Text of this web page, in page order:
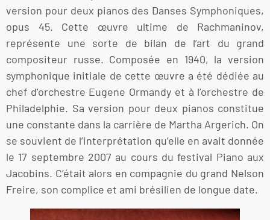
version pour deux pianos des Danses Symphoniques,
opus 45. Cette œuvre ultime de Rachmaninov,
représente une sorte de bilan de l’art du grand
compositeur russe. Composée en 1940, la version
symphonique initiale de cette œuvre a été dédiée au
chef d’orchestre Eugene Ormandy et à l’orchestre de
Philadelphie. Sa version pour deux pianos constitue
une constante dans la carrière de Martha Argerich. On
se souvient de l’interprétation qu’elle en avait donnée
le 17 septembre 2007 au cours du festival Piano aux
Jacobins. C’était alors en compagnie du grand Nelson
Freire, son complice et ami brésilien de longue date.